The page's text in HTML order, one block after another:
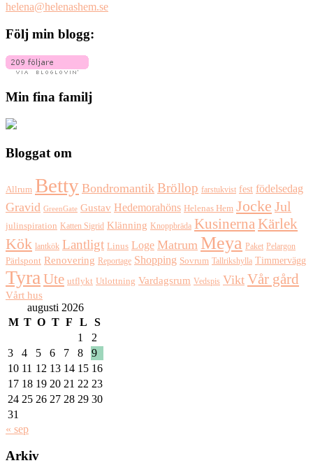
helena@helenashem.se
Följ min blogg:
Min fina familj
Bloggat om
Allrum Betty Bondromantik Bröllop farstukvist fest födelsedag
Gravid GreenGate Gustav Hedemorahöns Helenas Hem Jocke Jul
julinspiration Katten Sigrid Klänning Knoppbräda Kusinerna Kärlek
Kök lantkök Lantligt Linus Loge Matrum Meya Paket Pelargon
Pärlspont Renovering Reportage Shopping Sovrum Tallrikshylla Timmervägg
Tyra Ute utflykt Utlottning Vardagsrum Vedspis Vikt Vår gård
Vårt hus
augusti 2026
M T O T F L
S
1
2
3
4 5 6 7 8
9
10 11 12 13 14 15 16
17 18 19 20 21 22 23
24 25 26 27 28 29 30
31
« sep
Arkiv